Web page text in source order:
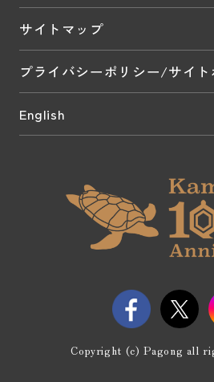
サイトマップ
プライバシーポリシー/サイト
English
Copyright (c) Pagong all